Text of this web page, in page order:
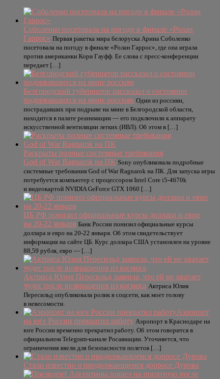
Соболенко посетовала на погоду в финале «Ролан
Гаррос» Первая ракетка мира белоруска Арина Соболенко
посетовала на погоду в финале «Ролан Гаррос», где она играла
против американки Кори Гауфф. Ее слова с пресс-конференции
передает […]
Белгородский губернатор рассказал о состоянии
подорвавшихся на мине россиян Один из россиян,
пострадавших при подрыве на мине в Белгородской области,
находится в палате реанимации — его подключили к аппарату
искусственной вентиляции легких (ИВЛ). Об этом в […]
Раскрыты полные системные требования
God of War Ragnarok на ПК Sony опубликовала подробные
системные требования God of War Ragnarok на ПК. Для запуска игры
потребуется компьютер с процессором Intel Core i5-4670k
и видеокартой NVIDIA GeForce GTX 1060 […]
ЦБ РФ понизил официальные курсы доллара и евро
на 20-22 января Банк России понизил официальные курсы
доллара и евро на 20-22 января. Об этом свидетельствует
информация на сайте ЦБ. Курс доллара США установлен на уровне
88,59 рубля, евро — […]
Актриса Юлия Пересильд заявила, что ей не хватает
чудес после возвращения из космоса Актриса Юлия
Пересильд опубликовала ролик в соцсети, как моет голову
в невесомости.
Аэропорт
на юге России прекратил работу Аэропорт в Краснодаре на
юге России временно прекратил работу. Об этом говорится в
официальном Telegram-канале Росавиации. Уточняется, что
ограничения ввели для безопасности полетов […]
Стало известно о продолжающемся допросе Дурова